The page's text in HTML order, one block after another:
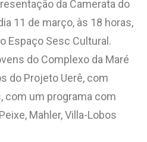
da Camerata do
11 de março, às 18 horas,
Espaço Sesc Cultural.
do Complexo da Maré
do Projeto Uerê, com
com um programa com
Mahler, Villa-Lobos